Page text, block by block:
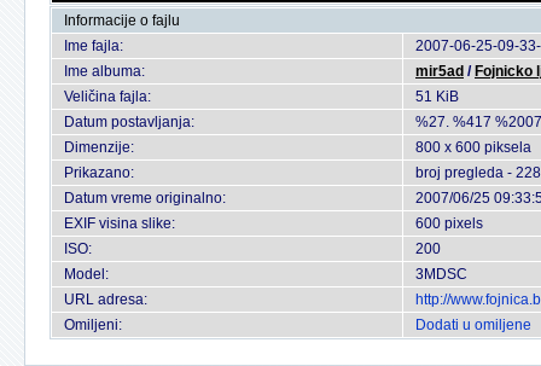
Informacije o fajlu
Ime fajla:
2007-06-25-09-
Ime albuma:
mir5ad / Fojnicko
Veličina fajla:
51 KiB
Datum postavljanja:
%27. %417
Dimenzije:
800 x 600 piksela
Prikazano:
broj pregleda - 228
Datum vreme originalno:
2007/06/25
EXIF visina slike:
600 pixels
ISO:
200
Model:
3MDSC
URL adresa:
http://
Omiljeni:
Dodati u omiljene